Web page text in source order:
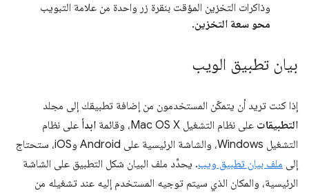
وذاكرات التخزين المؤقت بنقرة زر واحدة من علامة التبويب
محو سعة التخزين.
بيان تطبيق الويب
إذا كنت تريد أن يتمكّن المستخدمون من إضافة تطبيقك إلى مجلد
التطبيقات على نظام التشغيل Mac OS X، وقائمة ابدأ على نظام
التشغيل Windows، والشاشة الرئيسية على Android وiOS، ستحتاج
إلى ملف بيان تطبيق ويب. يحدِّد ملف البيان شكل التطبيق على الشاشة
الرئيسية، والمكان الذي سيتم توجيه المستخدم إليه عند تشغيله من